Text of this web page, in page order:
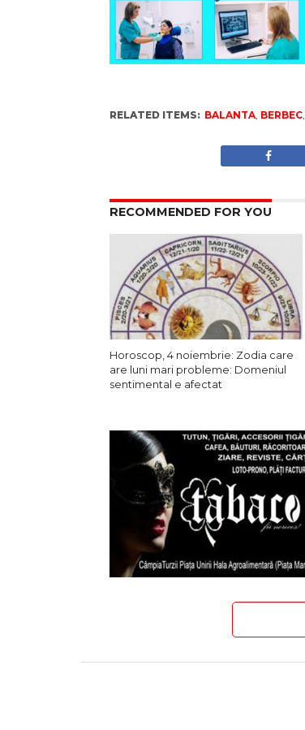
RELATED ITEMS: BALANTA, BERBEC,
RECOMMENDED FOR YOU
Horoscop, 4 noiembrie: Zodia care
are luni mari probleme: Domeniul
sentimental e afectat